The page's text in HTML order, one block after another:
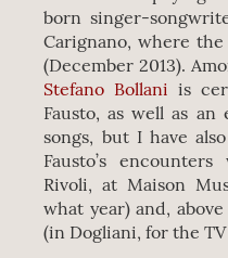
born singer-
Carignano, where
(December 2013).
Stefano Bollani is
Fausto, as well as
songs, but I have
Fausto’s
Rivoli, at Maison
what year) and,
(in Dogliani, for the